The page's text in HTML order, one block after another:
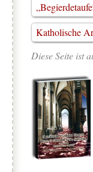
Katholische
Diese Seite ist